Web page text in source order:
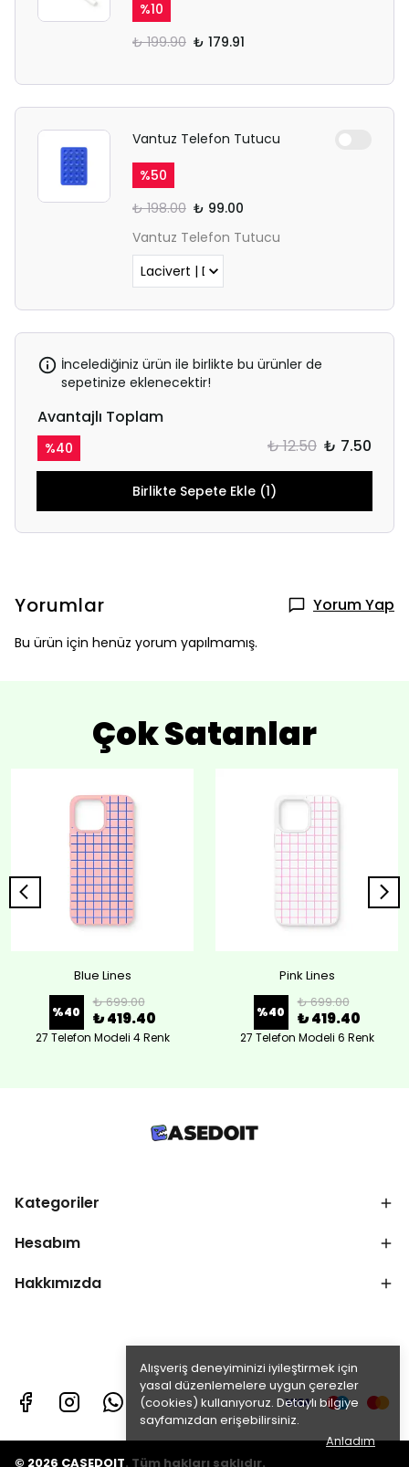
Alışveriş deneyiminizi iyileştirmek için
yasal düzenlemelere uygun çerezler
(cookies) kullanıyoruz. Detaylı bilgiye
sayfamızdan erişebilirsiniz.
Anladım
%10
₺ 199.90 ₺ 179.91
Vantuz Telefon Tutucu
%50
₺ 198.00 ₺ 99.00
Vantuz Telefon Tutucu
İncelediğiniz ürün ile birlikte bu ürünler de
sepetinize eklenecektir!
Avantajlı Toplam
%40 ₺ 12.50 ₺ 7.50
Birlikte Sepete Ekle (1)
Yorumlar Yorum Yap
Bu ürün için henüz yorum yapılmamış.
Çok Satanlar
Blue Lines
%40
₺ 699.00
₺ 419.40
27 Telefon Modeli 4 Renk
Pink Lines
%40
₺ 699.00
₺ 419.40
27 Telefon Modeli 6 Renk
Kategoriler
Hesabım
Hakkımızda
© 2026 CASEDOIT. Tüm hakları saklıdır.